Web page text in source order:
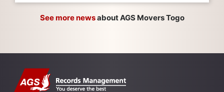
See more newsabout AGS Movers Togo